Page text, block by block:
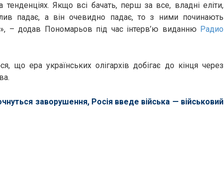
Якщо всі бачать, перш за все, владні еліти,
падає, а він очевидно падає, то з ними починають
– додав Пономарьов під час інтерв’ю виданню Радио
що ера українських олігархів добігає до кінця через
заворушення, Росія введе війська — військовий